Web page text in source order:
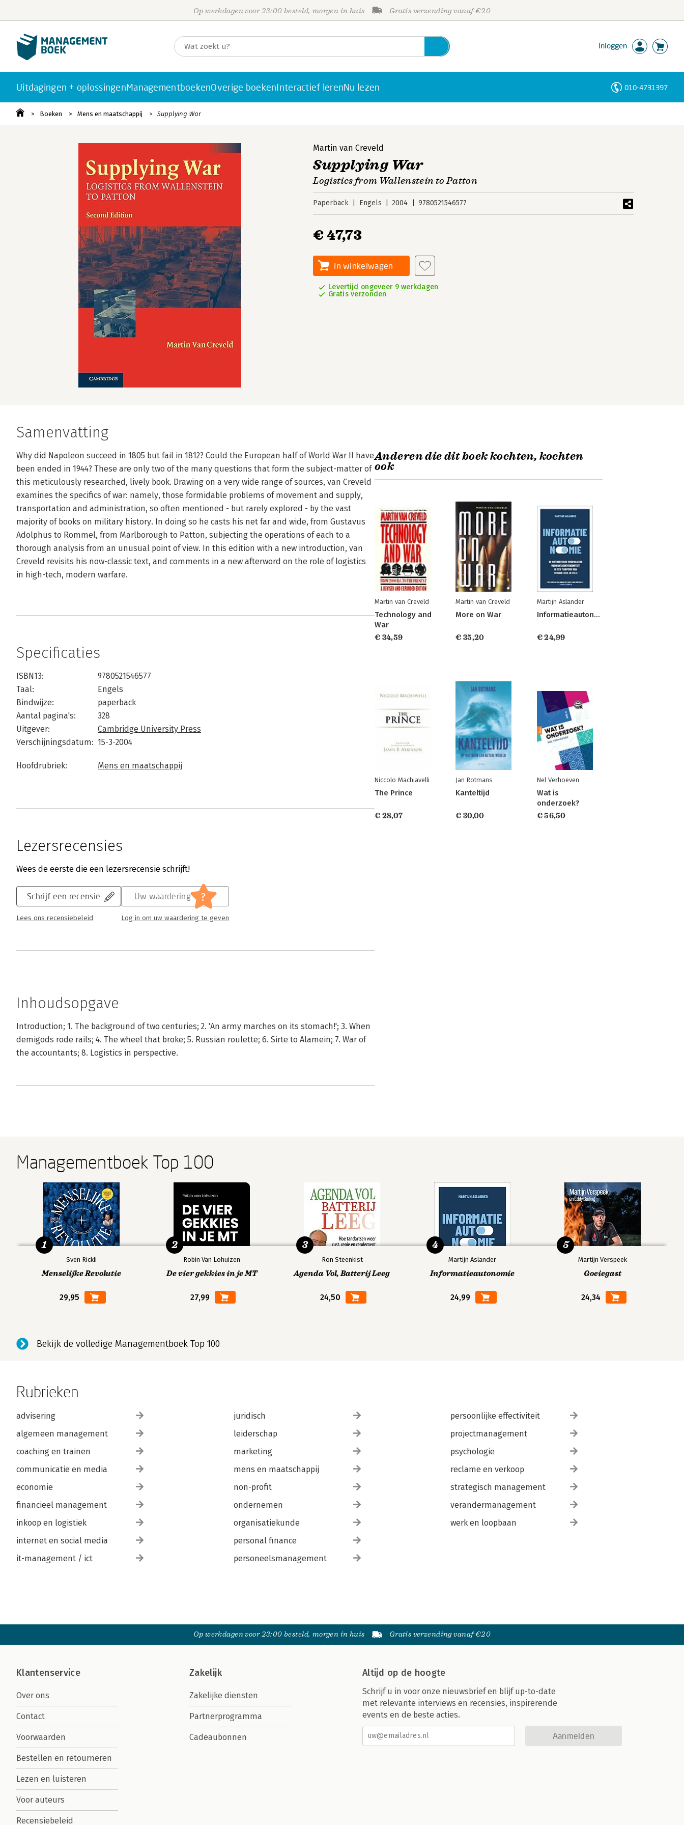
Op werkdagen voor 23:00 besteld, morgen in huis Gratis verzending vanaf €20
Inloggen
Uitdagingen + oplossingenManagementboekenOverige boekenInteractief lerenNu lezen 010-4731397
Boeken Mens en maatschappij Supplying War
Martin van Creveld
Supplying War
Logistics from Wallenstein to Patton
Paperback Engels 2004 9780521546577
€ 47,73
In winkelwagen
Levertijd ongeveer 9 werkdagen
Gratis verzonden
Samenvatting
Why did Napoleon succeed in 1805 but fail in 1812? Could the European half of World War II have
been ended in 1944? These are only two of the many questions that form the subject-matter of
this meticulously researched, lively book. Drawing on a very wide range of sources, van Creveld
examines the specifics of war: namely, those formidable problems of movement and supply,
transportation and administration, so often mentioned - but rarely explored - by the vast
majority of books on military history. In doing so he casts his net far and wide, from Gustavus
Adolphus to Rommel, from Marlborough to Patton, subjecting the operations of each to a
thorough analysis from an unusual point of view. In this edition with a new introduction, van
Creveld revisits his now-classic text, and comments in a new afterword on the role of logistics
in high-tech, modern warfare.
Specificaties
ISBN13:
9780521546577
Taal:
Engels
Bindwijze:
paperback
Aantal pagina's:
328
Uitgever:
Cambridge University Press
Verschijningsdatum: 15-3-2004
Hoofdrubriek: Mens en maatschappij
Lezersrecensies
Wees de eerste die een lezersrecensie schrijft!
Schrijf een recensie
Lees ons recensiebeleid
Uw waardering ?
Log in om uw waardering te geven
Inhoudsopgave
Introduction; 1. The background of two centuries; 2. 'An army marches on its stomach!'; 3. When
demigods rode rails; 4. The wheel that broke; 5. Russian roulette; 6. Sirte to Alamein; 7. War of
the accountants; 8. Logistics in perspective.
Anderen die dit boek kochten, kochten
ook
Martin van Creveld
Technology and
War
€ 34,59
Martin van Creveld
More on War
€ 35,20
Martijn Aslander
Informatieautonomie
€ 24,99
Niccolo Machiavelli
The Prince
€ 28,07
Jan Rotmans
Kanteltijd
€ 30,00
Nel Verhoeven
Wat is
onderzoek?
€ 56,50
Managementboek Top 100
Sven Rickli
Menselijke Revolutie
29,95
1
Robin Van Lohuizen
De vier gekkies in je MT
27,99
2
Ron Steenkist
Agenda Vol, Batterij Leeg
24,50
3
Martijn Aslander
Informatieautonomie
24,99
4
Martijn Verspeek
Goeiegast
24,34
5
Bekijk de volledige Managementboek Top 100
Rubrieken
advisering
algemeen management
coaching en trainen
communicatie en media
economie
financieel management
inkoop en logistiek
internet en social media
it-management / ict
juridisch
leiderschap
marketing
mens en maatschappij
non-profit
ondernemen
organisatiekunde
personal finance
personeelsmanagement
persoonlijke effectiviteit
projectmanagement
psychologie
reclame en verkoop
strategisch management
verandermanagement
werk en loopbaan
Op werkdagen voor 23:00 besteld, morgen in huis Gratis verzending vanaf €20
Klantenservice
Over ons
Contact
Voorwaarden
Bestellen en retourneren
Lezen en luisteren
Voor auteurs
Recensiebeleid
Zakelijk
Zakelijke diensten
Partnerprogramma
Cadeaubonnen
Altijd op de hoogte
Schrijf u in voor onze nieuwsbrief en blijf up-to-date
met relevante interviews en recensies, inspirerende
events en de beste acties.
Aanmelden
Personen